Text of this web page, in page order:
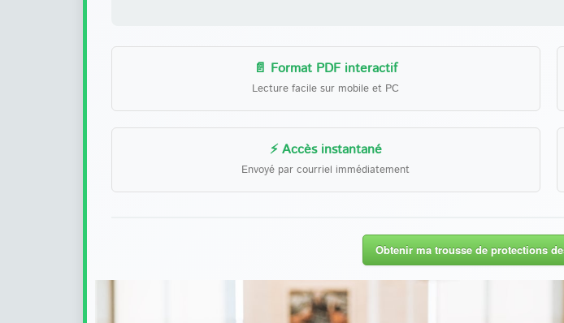
📄 Format PDF interactif
Lecture facile sur mobile et PC
⚡ Accès instantané
Envoyé par courriel immédiatement
Obtenir ma trousse de protections